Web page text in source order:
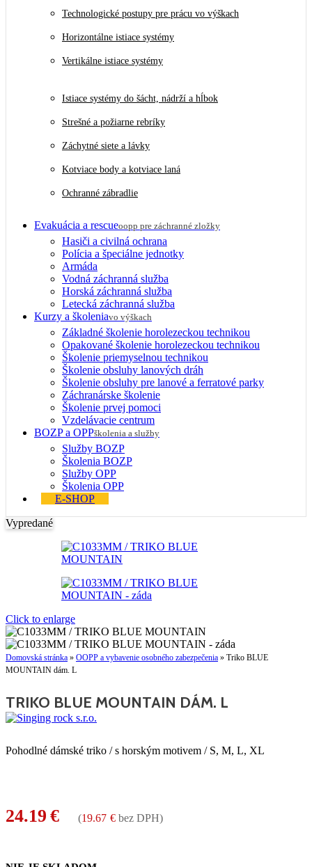
Technologické postupy pre prácu vo výškach
Horizontálne istiace systémy
Vertikálne istiace systémy
Istiace systémy do šácht, nádrží a hĺbok
Strešné a požiarne rebríky
Záchytné siete a lávky
Kotviace body a kotviace laná
Ochranné zábradlie
Evakuácia a rescueoopp pre záchranné zložky
Hasiči a civilná ochrana
Polícia a špeciálne jednotky
Armáda
Vodná záchranná služba
Horská záchranná služba
Letecká záchranná služba
Kurzy a školeniavo výškach
Základné školenie horolezeckou technikou
Opakované školenie horolezeckou technikou
Školenie priemyselnou technikou
Školenie obsluhy lanových dráh
Školenie obsluhy pre lanové a ferratové parky
Záchranárske školenie
Školenie prvej pomoci
Vzdelávacie centrum
BOZP a OPPškolenia a služby
Služby BOZP
Školenia BOZP
Služby OPP
Školenia OPP
E-SHOP
Vypredané
Click to enlarge
Domovská stránka » OOPP a vybavenie osobného zabezpečenia » Triko BLUE
MOUNTAIN dám. L
TRIKO BLUE MOUNTAIN DÁM. L
Pohodlné dámské triko / s horským motivem / S, M, L, XL
24.19 € (19.67 € bez DPH)